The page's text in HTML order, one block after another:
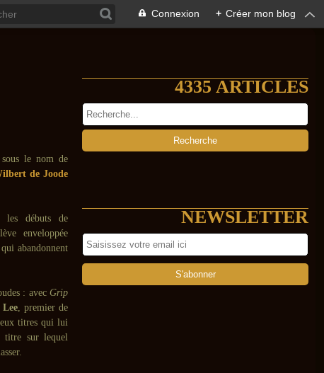
Connexion + Créer mon blog
le nom de
de Joode
les débuts de
enveloppée
abandonnent
: avec Grip
Lee, premier de
titres qui lui
titre sur lequel
4335 ARTICLES
NEWSLETTER